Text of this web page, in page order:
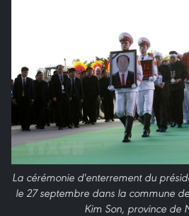
La cérémonied'enterrement du
le 27 septembre dans la commune
Kim Son, province de